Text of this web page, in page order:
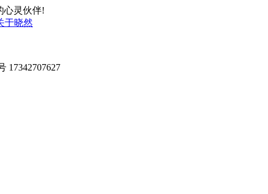
心灵伙伴!
于晓然
17342707627